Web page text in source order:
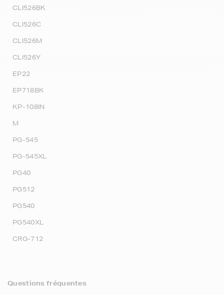
CLI526BK
CLI526C
CLI526M
CLI526Y
EP22
EP718BK
KP-108IN
M
PG-545
PG-545XL
PG40
PG512
PG540
PG540XL
CRG-712
Questions fréquentes